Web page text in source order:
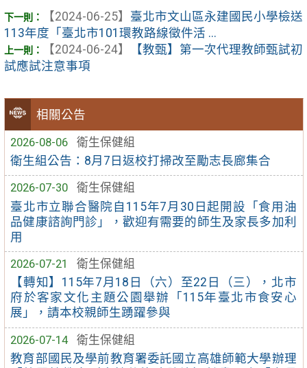
相關公告
2026-08-06
衛生保健組
衛生組公告：8月7日返校打掃改至勵志長廊集合
2026-07-30
衛生保健組
臺北市立聯合醫院自115年7月30日起開設「食用油
品健康諮詢門診」，歡迎有需要的師生及家長多加利
用
2026-07-21
衛生保健組
【轉知】115年7月18日（六）至22日（三），北市
府於客家文化主題公園舉辦「115年臺北市食安心
展」，請本校親師生踴躍參與
2026-07-14
衛生保健組
教育部國民及學前教育署委託國立高雄師範大學辦理
【2024-06-25】 臺北市文山區永建國民小學檢送
113年度「臺北市101環教路線徵件活 ...
【2024-06-24】
【教甄】第一次代理教師甄試初
試應試注意事項